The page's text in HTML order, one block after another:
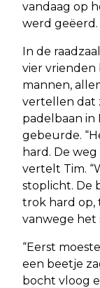
vandaag op
werd geëerd.
In de
vier vrienden
mannen,
vertellen dat
padelbaan
gebeurde.
hard. De
vertelt Tim.
stoplicht. De
trok hard op,
vanwege het
“Eerst
een beetje
bocht vloog